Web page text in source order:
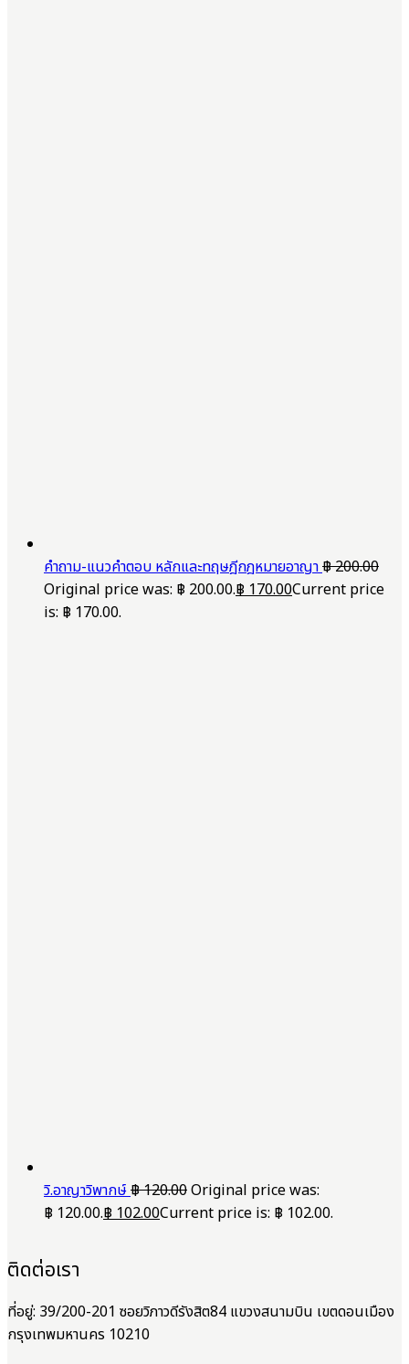
คำถาม-แนวคำตอบ หลักและทฤษฎีกฎหมายอาญา฿200.00
Original price was: ฿ 200.00.฿170.00Current price
is: ฿ 170.00.
วิ.อาญาวิพากษ์฿120.00Original price was:
฿ 120.00.฿102.00Current price is: ฿ 102.00.
ติดต่อเรา
ที่อยู่: 39/200-201 ซอยวิภาวดีรังสิต84 แขวงสนามบิน เขตดอนเมือง
กรุงเทพมหานคร 10210